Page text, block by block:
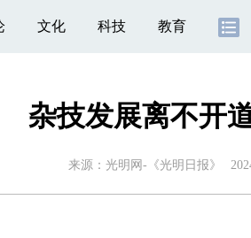
文化 科技 教育
杂技发展离不开
来源： 光明网-《光明日报》